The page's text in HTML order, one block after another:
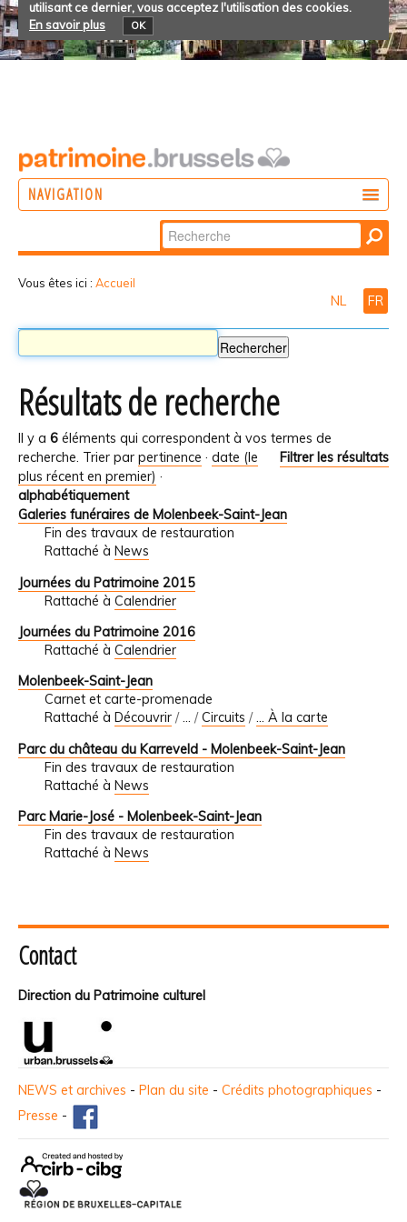
utilisant ce dernier, vous acceptez l'utilisation des cookies.
En savoir plus
OK
NAVIGATION
Chercher par
Recherche
Vous êtes ici : Accueil
NL FR
Résultats de recherche
Il y a 6 éléments qui correspondent à vos termes de
recherche.
Filtrer les résultats
Trier par pertinence · date (le
plus récent en premier) ·
alphabétiquement
Galeries funéraires de Molenbeek-Saint-Jean
Fin des travaux de restauration
Rattaché à News
Journées du Patrimoine 2015
Rattaché à Calendrier
Journées du Patrimoine 2016
Rattaché à Calendrier
Molenbeek-Saint-Jean
Carnet et carte-promenade
Rattaché à Découvrir /… /Circuits /... À la carte
Parc du château du Karreveld - Molenbeek-Saint-Jean
Fin des travaux de restauration
Rattaché à News
Parc Marie-José - Molenbeek-Saint-Jean
Fin des travaux de restauration
Rattaché à News
Contact
Direction du Patrimoine culturel
NEWS et archives - Plan du site - Crédits photographiques -
Presse -